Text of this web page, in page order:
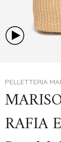
PELLETTERIA
RAFIA